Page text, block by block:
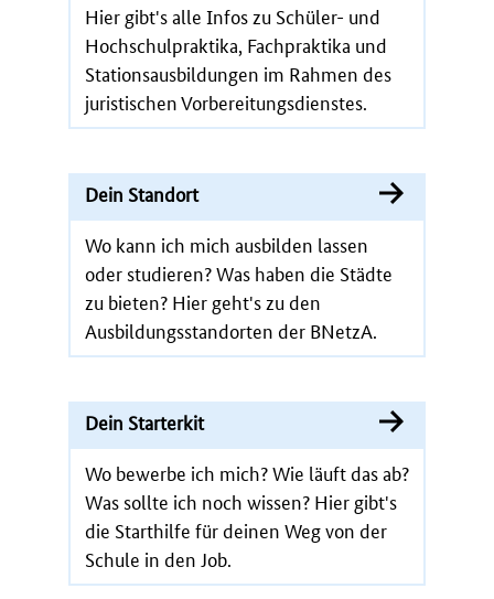
Hier gibt's alle Infos zu Schüler- und
Hochschulpraktika, Fachpraktika und
Stationsausbildungen im Rahmen des
juristischen Vorbereitungsdienstes.
Dein Standort
Wo kann ich mich ausbilden lassen
oder studieren? Was haben die Städte
zu bieten? Hier geht's zu den
Ausbildungsstandorten der BNetzA.
Dein Starterkit
Wo bewerbe ich mich? Wie läuft das ab?
Was sollte ich noch wissen? Hier gibt's
die Starthilfe für deinen Weg von der
Schule in den Job.